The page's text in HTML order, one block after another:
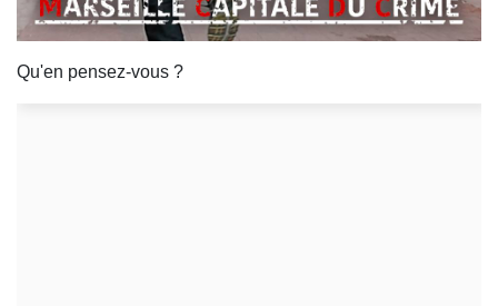
Qu'en pensez-vous ?